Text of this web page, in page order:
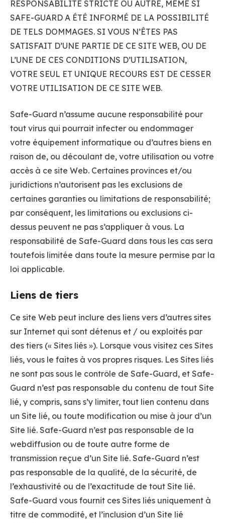
RESPONSABILITÉ STRICTE OU AUTRE, MÊME SI
SAFE-GUARD A ÉTÉ INFORMÉ DE LA POSSIBILITÉ
DE TELS DOMMAGES. SI VOUS N’ÊTES PAS
SATISFAIT D’UNE PARTIE DE CE SITE WEB, OU DE
L’UNE DE CES CONDITIONS D’UTILISATION,
VOTRE SEUL ET UNIQUE RECOURS EST DE CESSER
VOTRE UTILISATION DE CE SITE WEB.
Safe-Guard n’assume aucune responsabilité pour
tout virus qui pourrait infecter ou endommager
votre équipement informatique ou d’autres biens en
raison de, ou découlant de, votre utilisation ou votre
accès à ce site Web. Certaines provinces et/ou
juridictions n’autorisent pas les exclusions de
certaines garanties ou limitations de responsabilité;
par conséquent, les limitations ou exclusions ci-
dessus peuvent ne pas s’appliquer à vous. La
responsabilité de Safe-Guard dans tous les cas sera
toutefois limitée dans toute la mesure permise par la
loi applicable.
Liens de tiers
Ce site Web peut inclure des liens vers d’autres sites
sur Internet qui sont détenus et / ou exploités par
des tiers (« Sites liés »). Lorsque vous visitez ces Sites
liés, vous le faites à vos propres risques. Les Sites liés
ne sont pas sous le contrôle de Safe-Guard, et Safe-
Guard n’est pas responsable du contenu de tout Site
lié, y compris, sans s’y limiter, tout lien contenu dans
un Site lié, ou toute modification ou mise à jour d’un
Site lié. Safe-Guard n’est pas responsable de la
webdiffusion ou de toute autre forme de
transmission reçue d’un Site lié. Safe-Guard n’est
pas responsable de la qualité, de la sécurité, de
l’exhaustivité ou de l’exactitude de tout Site lié.
Safe-Guard vous fournit ces Sites liés uniquement à
titre de commodité, et l’inclusion d’un Site lié